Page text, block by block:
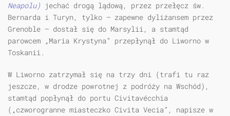
Neapolu) jechać drogą lądową, przez przełęcz św.
Bernarda i Turyn, tylko — zapewne dyliżansem przez
Grenoble — dostał się do Marsylii, a stamtąd
parowcem „Maria Krystyna” przepłynął do Liworno w
Toskanii.
W Liworno zatrzymał się na trzy dni (trafi tu raz
jeszcze, w drodze powrotnej z podróży na Wschód),
stamtąd popłynął do portu Civitavécchia
(„czworogranne miasteczko Civita Vecia”, napisze w